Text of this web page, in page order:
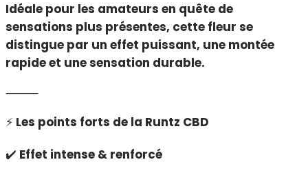
Idéale pour les amateurs en quête de
sensations plus présentes, cette fleur se
distingue par un effet puissant, une montée
rapide et une sensation durable.
⸻
⚡ Les points forts de la Runtz CBD
✔️ Effet intense & renforcé